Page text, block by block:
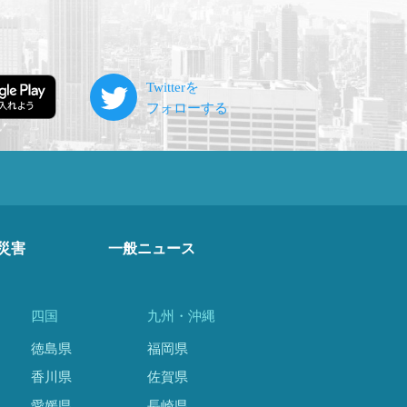
害 一般ニュース
四国
徳島県
香川県
九州・沖縄
福岡県
佐賀県